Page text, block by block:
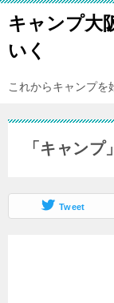
キャンプ大
いく
これからキャンプを
「キャン
Tweet